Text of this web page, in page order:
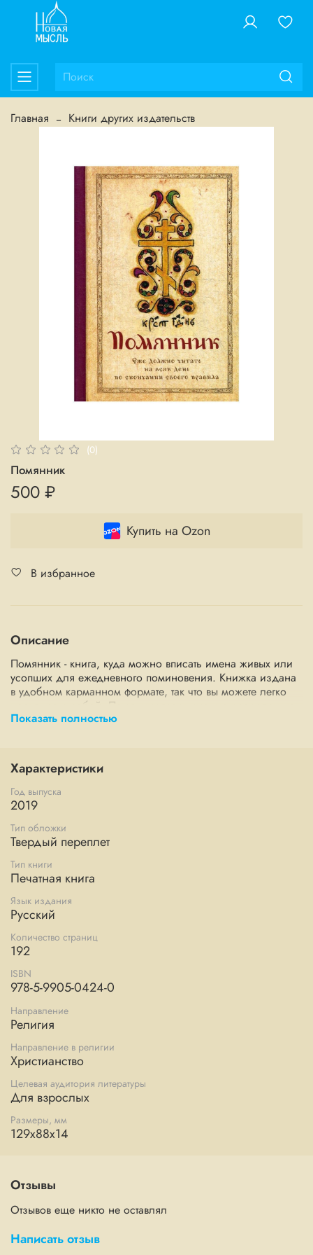
Главная Книги других издательств
(0)
Помянник
500 ₽
Купить на Ozon
В избранное
Описание
Помянник - книга, куда можно вписать имена живых или
усопших для ежедневного поминовения. Книжка издана
в удобном карманном формате, так что вы можете легко
носить ее с собой. Помянник традиционно разделен на
две части, которые отводятся молитвам и графам для
частной молитве.
Показать полностью
Характеристики
Год выпуска
2019
Тип обложки
Твердый переплет
Тип книги
Печатная книга
Язык издания
Русский
Количество страниц
192
ISBN
978-5-9905-0424-0
Направление
Религия
Направление в религии
Христианство
Целевая аудитория литературы
Для взрослых
Размеры, мм
129x88x14
Отзывы
Отзывов еще никто не оставлял
Написать отзыв